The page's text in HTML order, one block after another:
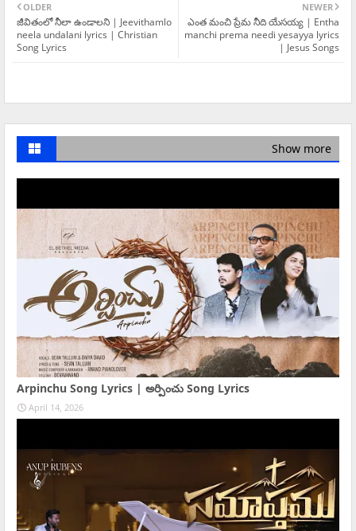
NEWER
ఎంత మంచి ప్రేమ నీది యేసయ్య | Entha
manchi prema needi yesayya lyrics
| Jesus Songs
OLDER
జీవితంలో నీలా ఉండాలని | Jeevithamlo
neela undalani lyrics | Christian
Song Lyrics
Show more
Arpinchu Song Lyrics | అర్పించు Song Lyrics
April 14, 2026